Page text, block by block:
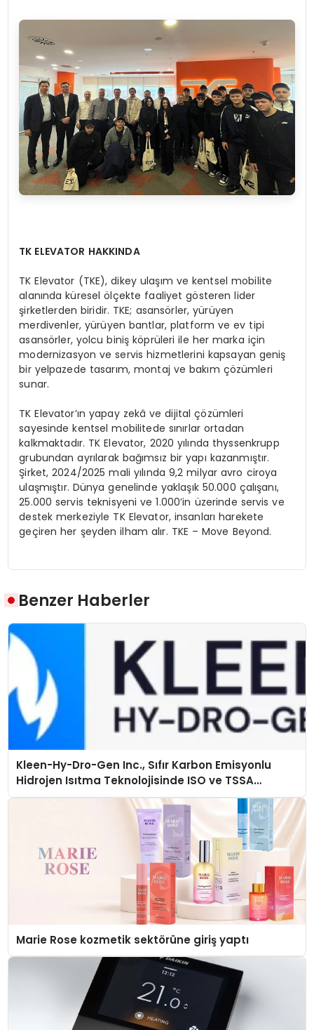
TK ELEVATOR HAKKINDA
TK Elevator (TKE), dikey ulaşım ve kentsel mobilite
alanında küresel ölçekte faaliyet gösteren lider
şirketlerden biridir. TKE; asansörler, yürüyen
merdivenler, yürüyen bantlar, platform ve ev tipi
asansörler, yolcu biniş köprüleri ile her marka için
modernizasyon ve servis hizmetlerini kapsayan geniş
bir yelpazede tasarım, montaj ve bakım çözümleri
sunar.
TK Elevator’ın yapay zekâ ve dijital çözümleri
sayesinde kentsel mobilitede sınırlar ortadan
kalkmaktadır. TK Elevator, 2020 yılında thyssenkrupp
grubundan ayrılarak bağımsız bir yapı kazanmıştır.
Şirket, 2024/2025 mali yılında 9,2 milyar avro ciroya
ulaşmıştır. Dünya genelinde yaklaşık 50.000 çalışanı,
25.000 servis teknisyeni ve 1.000’in üzerinde servis ve
destek merkeziyle TK Elevator, insanları harekete
geçiren her şeyden ilham alır. TKE – Move Beyond.
Benzer Haberler
Kleen-Hy-Dro-Gen Inc., Sıfır Karbon Emisyonlu
Hidrojen Isıtma Teknolojisinde ISO ve TSSA
Düzenleyici Onaylarını Aldı
Marie Rose kozmetik sektörüne giriş yaptı